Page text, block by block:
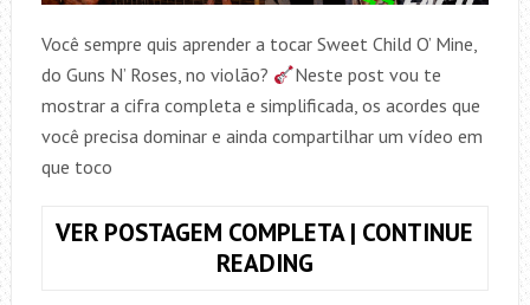
Você sempre quis aprender a tocar Sweet Child O’ Mine,
do Guns N’ Roses, no violão?
Neste post vou te
mostrar a cifra completa e simplificada, os acordes que
você precisa dominar e ainda compartilhar um vídeo em
que toco
VER POSTAGEM COMPLETA | CONTINUE
READINGCOMO